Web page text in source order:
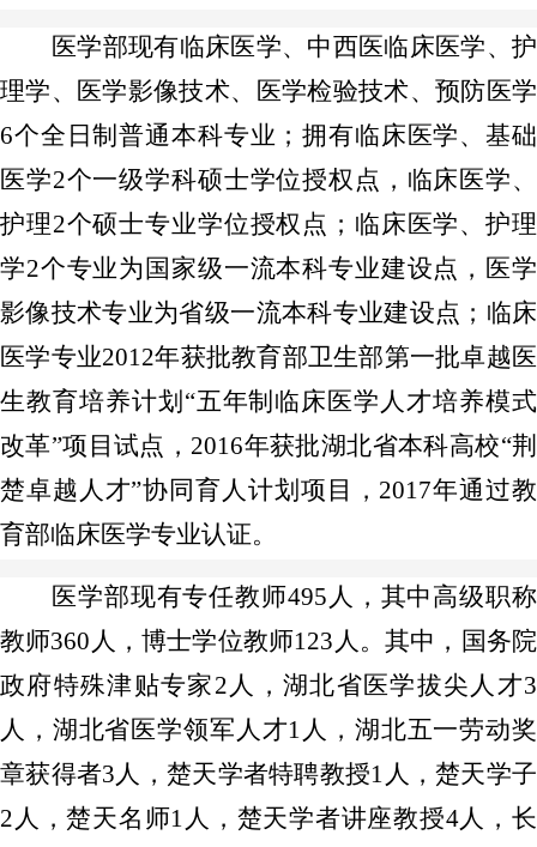
医学部现有临床医学、中西医临床医学、护
理学、医学影像技术、医学检验技术、预防医学
6个全日制普通本科专业；拥有临床医学、基础
医学2个一级学科硕士学位授权点，临床医学、
护理2个硕士专业学位授权点；临床医学、护理
学2个专业为国家级一流本科专业建设点，医学
影像技术专业为省级一流本科专业建设点；临床
医学专业2012年获批教育部卫生部第一批卓越医
生教育培养计划“五年制临床医学人才培养模式
改革”项目试点，2016年获批湖北省本科高校“荆
楚卓越人才”协同育人计划项目，2017年通过教
育部临床医学专业认证。
医学部现有专任教师495人，其中高级职称
教师360人，博士学位教师123人。其中，国务院
政府特殊津贴专家2人，湖北省医学拔尖人才3
人，湖北省医学领军人才1人，湖北五一劳动奖
章获得者3人，楚天学者特聘教授1人，楚天学子
2人，楚天名师1人，楚天学者讲座教授4人，长